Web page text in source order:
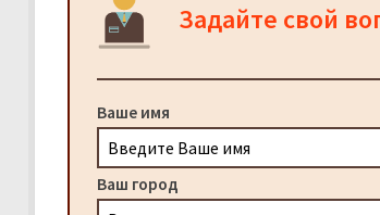
Задайте свой
Ваше имя
Ваш город